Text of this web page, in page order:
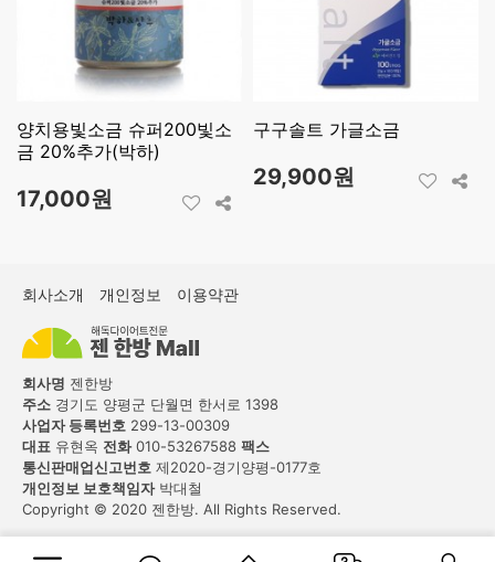
양치용빛소금 슈퍼200빛소
금 20%추가(박하)
17,000원
구구솔트 가글소금
29,900원
회사소개 개인정보 이용약관
회사명 젠한방
주소 경기도 양평군 단월면 한서로 1398
사업자 등록번호 299-13-00309
대표 유현옥 전화010-53267588 팩스
통신판매업신고번호 제2020-경기양평-0177호
개인정보 보호책임자박대철
Copyright © 2020 젠한방. All Rights Reserved.